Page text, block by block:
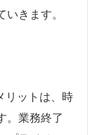
きます。
リットは、時
。業務終了